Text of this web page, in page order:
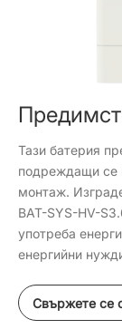
Тази батерия
подреждащи се
монтаж.
BAT-SYS-HV-
употреба
енергийни
Свържете се